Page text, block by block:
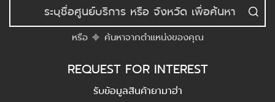
หรือ ค้นหาจากตำแหน่งของคุณ
REQUEST FOR INTEREST
รับข้อมูลสินค้ายามาฮ่า